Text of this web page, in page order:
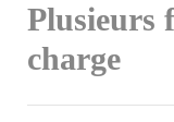
Plusieurs
charge